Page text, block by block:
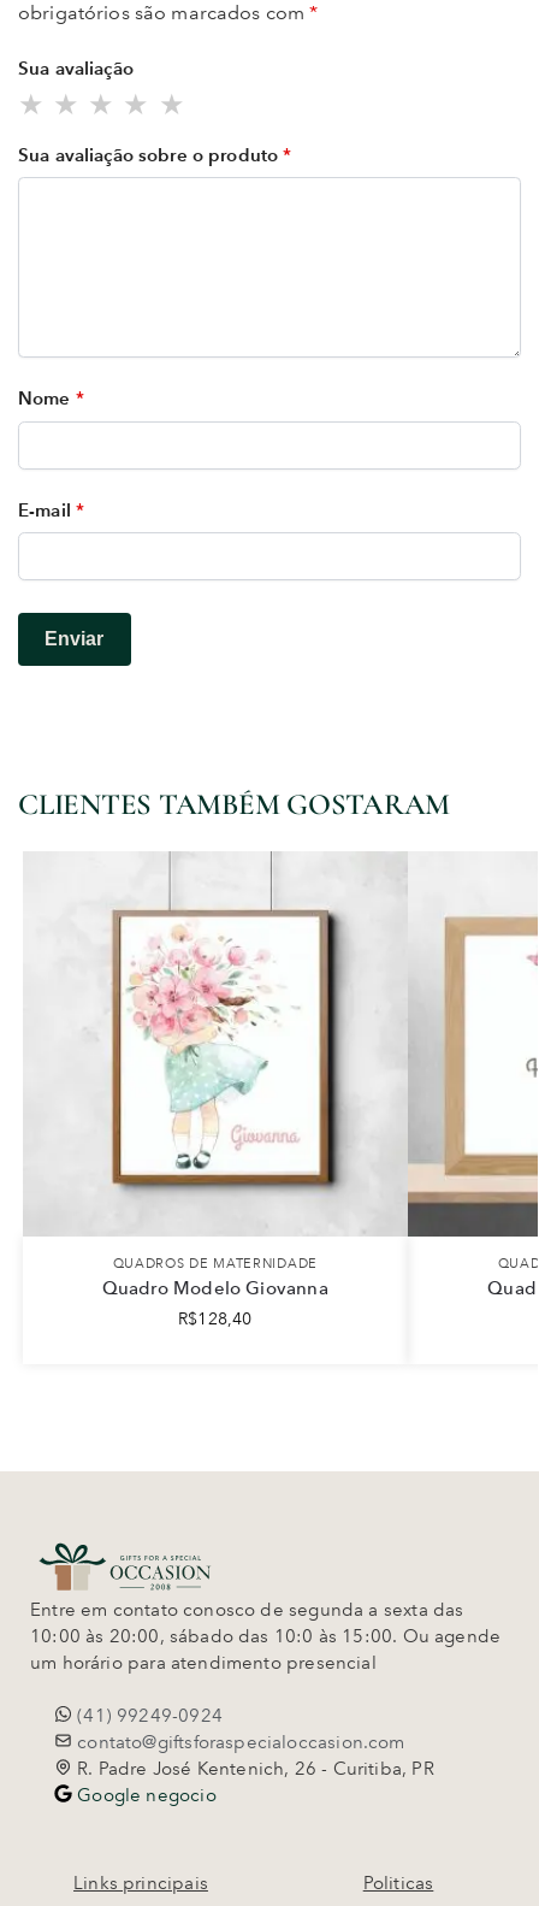
obrigatórios são marcados com*
Sua avaliação
Sua avaliação sobre o produto*
Nome *
E-mail *
CLIENTES TAMBÉM GOSTARAM
QUADROS DE MATERNIDADE
Quadro Modelo Giovanna
R$128,40
Entre em contato conosco de segunda a sexta das
10:00 às 20:00, sábado das 10:0 às 15:00. Ou agende
um horário para atendimento presencial
(41) 99249-0924
contato@giftsforaspecialoccasion.com
R. Padre José Kentenich, 26 - Curitiba, PR
Google negocio
Links principais Politicas